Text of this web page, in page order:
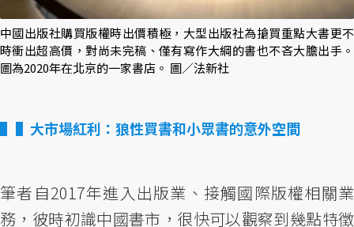
中國出版社購買版權時出價積極，大型出版社為搶買重點大書更不
時衝出超高價，對尚未完稿、僅有寫作大綱的書也不吝大膽出手。
圖為2020年在北京的一家書店。 圖／法新社
▌大市場紅利：狼性買書和小眾書的意外空間
筆者自2017年進入出版業、接觸國際版權相關業
務，彼時初識中國書市，很快可以觀察到幾點特徵